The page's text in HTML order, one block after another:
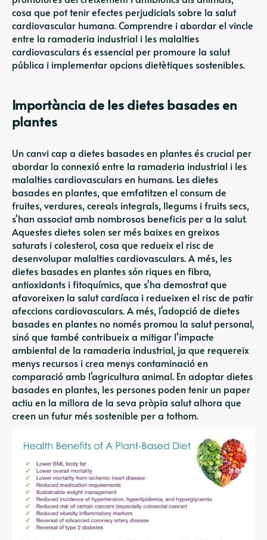
cosa que pot tenir efectes perjudicials sobre la salut
cardiovascular humana. Comprendre i abordar el vincle
entre la ramaderia industrial i les malalties
cardiovasculars és essencial per promoure la salut
pública i implementar opcions dietètiques sostenibles.
Importància de les dietes basades en
plantes
Un canvi cap a dietes basades en plantes és crucial per
abordar la connexió entre la ramaderia industrial i les
malalties cardiovasculars en humans. Les dietes
basades en plantes, que emfatitzen el consum de
fruites, verdures, cereals integrals, llegums i fruits secs,
s'han associat amb nombrosos beneficis per a la salut.
Aquestes dietes solen ser més baixes en greixos
saturats i colesterol, cosa que redueix el risc de
desenvolupar malalties cardiovasculars. A més, les
dietes basades en plantes són riques en fibra,
antioxidants i fitoquímics, que s'ha demostrat que
afavoreixen la salut cardíaca i redueixen el risc de patir
afeccions cardiovasculars. A més, l'adopció de dietes
basades en plantes no només promou la salut personal,
sinó que també contribueix a mitigar l'impacte
ambiental de la ramaderia industrial, ja que requereix
menys recursos i crea menys contaminació en
comparació amb l'agricultura animal. En adoptar dietes
basades en plantes, les persones poden tenir un paper
actiu en la millora de la seva pròpia salut alhora que
creen un futur més sostenible per a tothom.